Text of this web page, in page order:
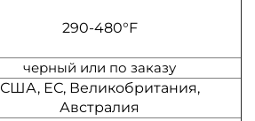
290-480°F
черный или по заказу
США, ЕС, Великобритания,
Австралия